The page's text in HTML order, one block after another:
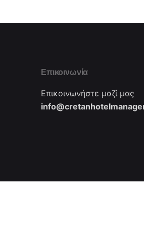
Επικοινωνία
Επικοινωνήστε μαζί μας